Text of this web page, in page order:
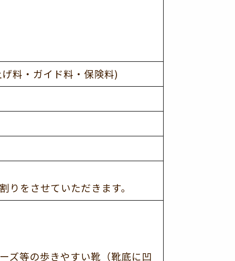
料・ガイド料・保険料)
をさせていただきます。
ズ等の歩きやすい靴（靴底に凹